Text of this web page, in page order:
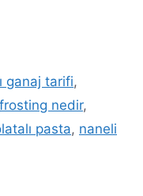
ganaj tarifi,
frosting nedir,
pasta, naneli